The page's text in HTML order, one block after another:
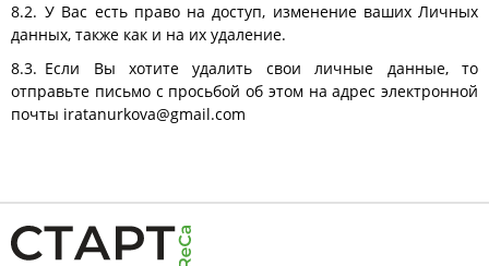
У Вас есть право на доступ, изменение ваших Личных
данных, также как и на их удаление.
Если Вы хотите удалить свои личные данные, то
отправьте письмо с просьбой об этом на адрес электронной
почты iratanurkova@gmail.com